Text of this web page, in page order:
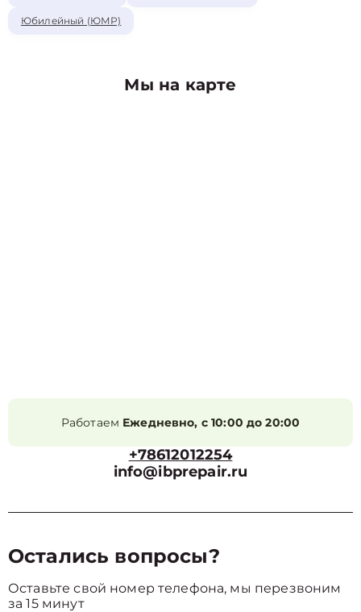
Юбилейный (ЮМР)
Мы на карте
Работаем Ежедневно, с 10:00 до 20:00
+78612012254
info@ibprepair.ru
Остались вопросы?
Оставьте свой номер телефона, мы перезвоним
за 15 минут